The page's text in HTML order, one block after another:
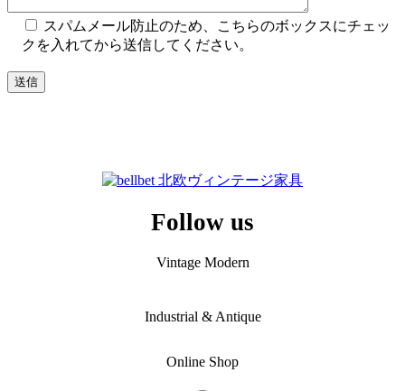
スパムメール防止のため、こちらのボックスにチェッ
クを入れてから送信してください。
Follow us
Vintage Modern
Industrial & Antique
Online Shop